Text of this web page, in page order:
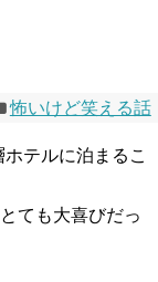
怖いけど笑える話
テルに泊まるこ
ても大喜びだっ